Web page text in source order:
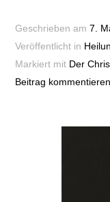
Geschrieben am7.
Veröffentlicht in
Markiert mit Der
Beitrag kommentieren